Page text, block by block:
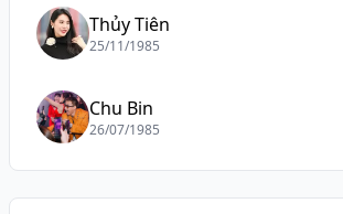
Thủy Tiên
25/11/1985
Chu Bin
26/07/1985